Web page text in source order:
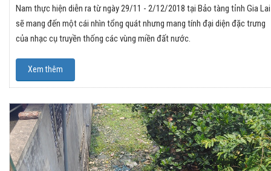
Nam thực hiện diễn ra từ ngày 29/11 - 2/12/2018 tại Bảo tàng tỉnh Gia Lai
sẽ mang đến một cái nhìn tổng quát nhưng mang tính đại diện đặc trưng
của nhạc cụ truyền thống các vùng miền đất nước.
Xem thêm